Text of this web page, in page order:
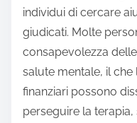
individui di cercare
giudicati. Molte
consapevolezza
salute mentale, il
finanziari possono
perseguire la